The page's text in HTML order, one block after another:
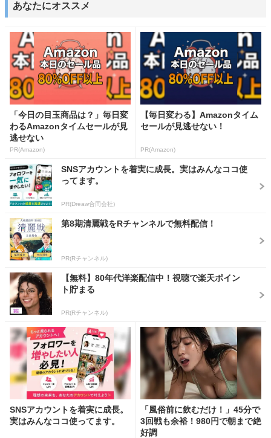
あなたにオススメ
「今日の目玉商品は？」毎日変
わるAmazonタイムセールが見
逃せない
PR(Amazon)
【毎日変わる】Amazonタイム
セールが見逃せない！
PR(Amazon)
SNSアカウントを着実に成長。実はみんなココ使
ってます。
PR(Dreaw合同会社)
第8期清麗戦をRチャンネルで無料配信！
PR(Rチャンネル)
【無料】80年代洋楽配信中！視聴で楽天ポイン
ト貯まる
PR(Rチャンネル)
SNSアカウントを着実に成長。
実はみんなココ使ってます。
「風俗前に飲むだけ！」45分で
3回戦も余裕！980円で朝まで絶
好調